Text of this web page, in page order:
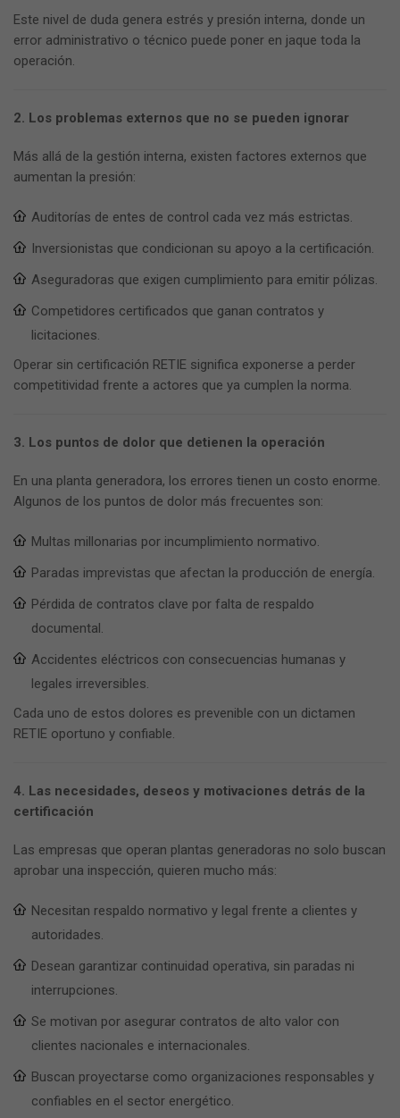
Este nivel de duda genera estrés y presión interna, donde un
error administrativo o técnico puede poner en jaque toda la
operación.
2. Los problemas externos que no se pueden ignorar
Más allá de la gestión interna, existen factores externos que
aumentan la presión:
Auditorías de entes de control cada vez más estrictas.
Inversionistas que condicionan su apoyo a la certificación.
Aseguradoras que exigen cumplimiento para emitir pólizas.
Competidores certificados que ganan contratos y
licitaciones.
Operar sin certificación RETIE significa exponerse a perder
competitividad frente a actores que ya cumplen la norma.
3. Los puntos de dolor que detienen la operación
En una planta generadora, los errores tienen un costo enorme.
Algunos de los puntos de dolor más frecuentes son:
Multas millonarias por incumplimiento normativo.
Paradas imprevistas que afectan la producción de energía.
Pérdida de contratos clave por falta de respaldo
documental.
Accidentes eléctricos con consecuencias humanas y
legales irreversibles.
Cada uno de estos dolores es prevenible con un dictamen
RETIE oportuno y confiable.
4. Las necesidades, deseos y motivaciones detrás de la
certificación
Las empresas que operan plantas generadoras no solo buscan
aprobar una inspección, quieren mucho más:
Necesitan respaldo normativo y legal frente a clientes y
autoridades.
Desean garantizar continuidad operativa, sin paradas ni
interrupciones.
Se motivan por asegurar contratos de alto valor con
clientes nacionales e internacionales.
Buscan proyectarse como organizaciones responsables y
confiables en el sector energético.